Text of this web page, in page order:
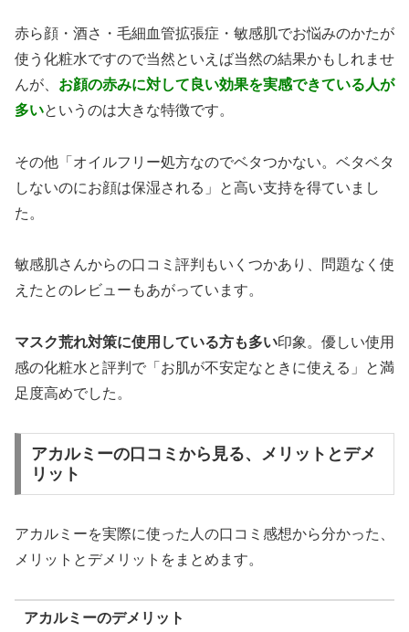
赤ら顔・酒さ・毛細血管拡張症・敏感肌でお悩みのかたが
使う化粧水ですので当然といえば当然の結果かもしれませ
んが、 お顔の赤みに対して良い効果を実感できている人が
多いというのは大きな特徴です。
その他「オイルフリー処方なのでベタつかない。ベタベタ
しないのにお顔は保湿される」と高い支持を得ていまし
た。
敏感肌さんからの口コミ評判もいくつかあり、問題なく使
えたとのレビューもあがっています。
マスク荒れ対策に使用している方も多い印象。優しい使用
感の化粧水と評判で「お肌が不安定なときに使える」と満
足度高めでした。
アカルミーの口コミから見る、メリットとデメ
リット
アカルミーを実際に使った人の口コミ感想から分かった、
メリットとデメリットをまとめます。
アカルミーのデメリット